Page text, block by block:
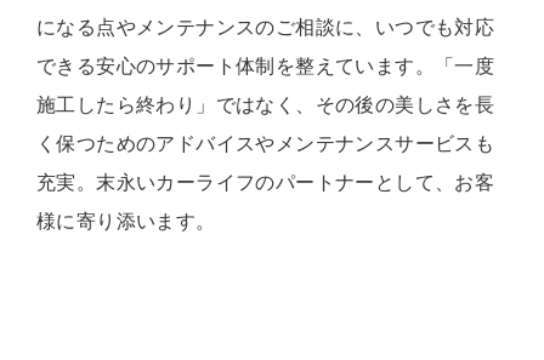
になる点やメンテナンスのご相談に、いつでも対応
できる安心のサポート体制を整えています。「一度
施工したら終わり」ではなく、その後の美しさを長
く保つためのアドバイスやメンテナンスサービスも
充実。末永いカーライフのパートナーとして、お客
様に寄り添います。